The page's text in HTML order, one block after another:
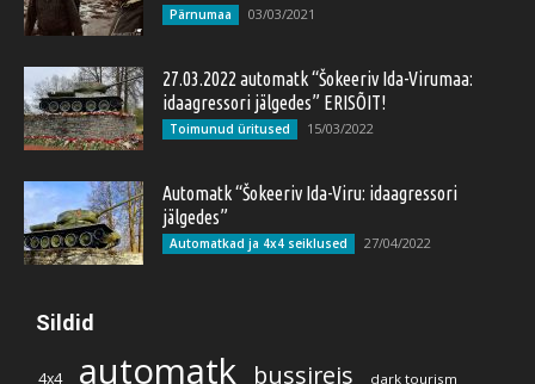
Pärnumaa 03/03/2021
27.03.2022 automatk “Šokeeriv Ida-Virumaa:
idaagressori jälgedes” ERISÕIT!
Toimunud üritused 15/03/2022
Automatk “Šokeeriv Ida-Viru: idaagressori
jälgedes”
Automatkad ja 4x4 seiklused 27/04/2022
Sildid
4x4 automatk bussireis dark tourism